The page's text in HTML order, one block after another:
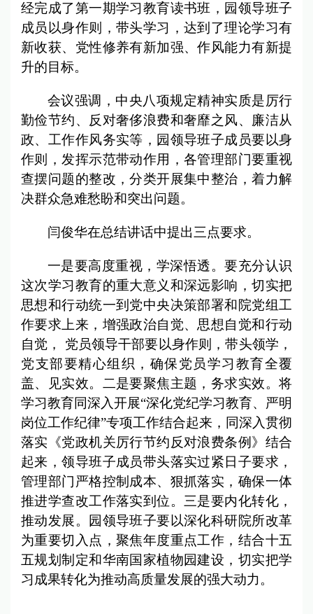
经完成了第一期学习教育读书班，园领导班子
成员以身作则，带头学习，达到了理论学习有
新收获、党性修养有新加强、作风能力有新提
升的目标。
会议强调，中央八项规定精神实质是厉行
勤俭节约、反对奢侈浪费和奢靡之风、廉洁从
政、工作作风务实等，园领导班子成员要以身
作则，发挥示范带动作用，各管理部门要重视
查摆问题的整改，分类开展集中整治，着力解
决群众急难愁盼和突出问题。
闫俊华在总结讲话中提出三点要求。
一是要高度重视，学深悟透。要充分认识
这次学习教育的重大意义和深远影响，切实把
思想和行动统一到党中央决策部署和院党组工
作要求上来，增强政治自觉、思想自觉和行动
自觉， 党员领导干部要以身作则，带头领学，
党支部要精心组织，确保党员学习教育全覆
盖、见实效。二是要聚焦主题，务求实效。将
学习教育同深入开展“深化党纪学习教育、严明
岗位工作纪律”专项工作结合起来，同深入贯彻
落实《党政机关厉行节约反对浪费条例》结合
起来，领导班子成员带头落实过紧日子要求，
管理部门严格控制成本、狠抓落实，确保一体
推进学查改工作落实到位。三是要内化转化，
推动发展。园领导班子要以深化科研院所改革
为重要切入点，聚焦年度重点工作，结合十五
五规划制定和华南国家植物园建设，切实把学
习成果转化为推动高质量发展的强大动力。